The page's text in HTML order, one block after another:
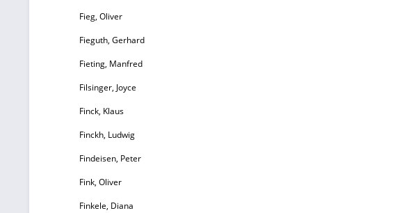
Fieg, Oliver
Fieguth, Gerhard
Fieting, Manfred
Filsinger, Joyce
Finck, Klaus
Finckh, Ludwig
Findeisen, Peter
Fink, Oliver
Finkele, Diana